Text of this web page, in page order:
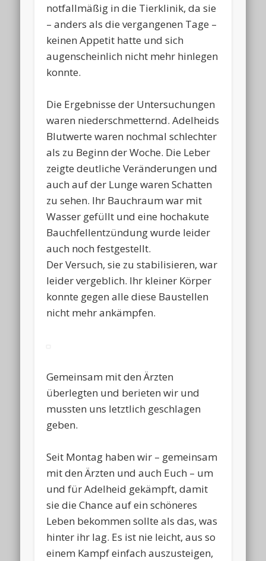
notfallmäßig in die Tierklinik, da sie
– anders als die vergangenen Tage –
keinen Appetit hatte und sich
augenscheinlich nicht mehr hinlegen
konnte.
Die Ergebnisse der Untersuchungen
waren niederschmetternd. Adelheids
Blutwerte waren nochmal schlechter
als zu Beginn der Woche. Die Leber
zeigte deutliche Veränderungen und
auch auf der Lunge waren Schatten
zu sehen. Ihr Bauchraum war mit
Wasser gefüllt und eine hochakute
Bauchfellentzündung wurde leider
auch noch festgestellt.
Der Versuch, sie zu stabilisieren, war
leider vergeblich. Ihr kleiner Körper
konnte gegen alle diese Baustellen
nicht mehr ankämpfen.
Gemeinsam mit den Ärzten
überlegten und berieten wir und
mussten uns letztlich geschlagen
geben.
Seit Montag haben wir – gemeinsam
mit den Ärzten und auch Euch – um
und für Adelheid gekämpft, damit
sie die Chance auf ein schöneres
Leben bekommen sollte als das, was
hinter ihr lag. Es ist nie leicht, aus so
einem Kampf einfach auszusteigen,